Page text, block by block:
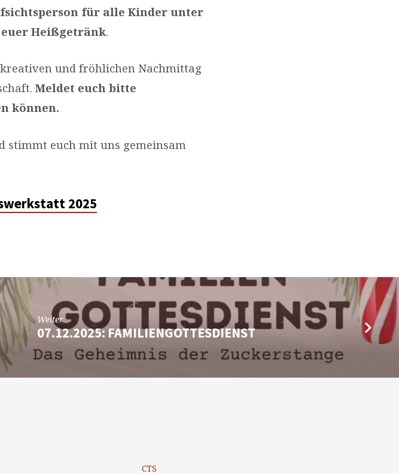
für alle Kinder unter
euer Heißgetränk.
und fröhlichen Nachmittag
Meldet euch bitte
können.
stimmt euch mit uns gemeinsam
2025
Weiter
07.12.2025: FAMILIENGOTTESDIENST
CTS